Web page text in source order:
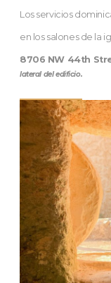
Los servicios
en los salones de la
8706 NW 44th
lateral del edificio.